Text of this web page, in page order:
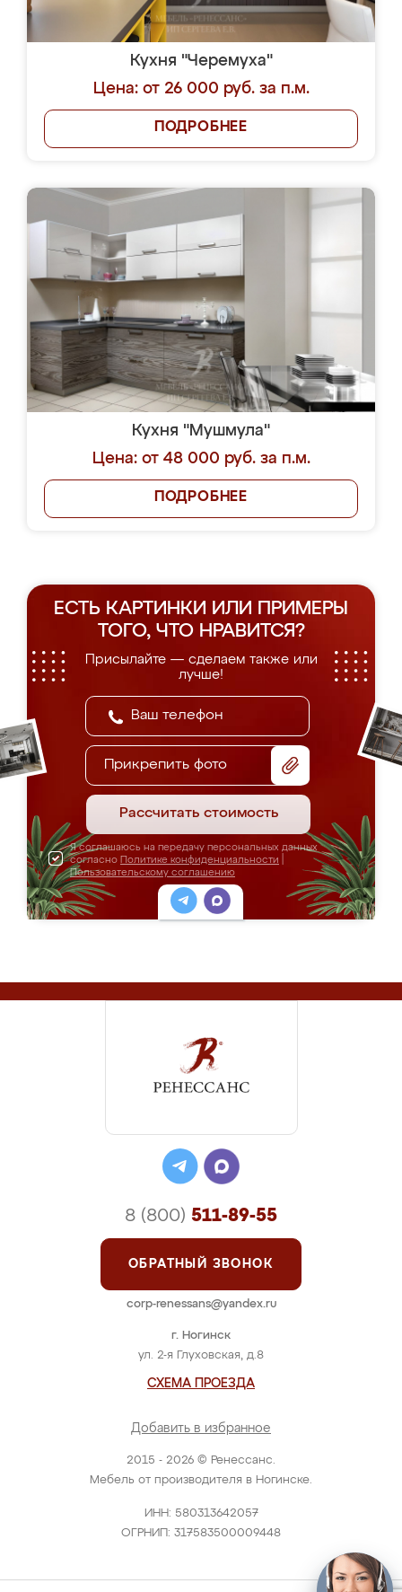
Кухня "Черемуха"
Цена: от 26 000 руб. за п.м.
ПОДРОБНЕЕ
Кухня "Мушмула"
Цена: от 48 000 руб. за п.м.
ПОДРОБНЕЕ
ЕСТЬ КАРТИНКИ ИЛИ ПРИМЕРЫ
ТОГО, ЧТО НРАВИТСЯ?
Присылайте — сделаем также или
лучше!
Прикрепить фото
Рассчитать стоимость
Я соглашаюсь на передачу персональных данных
согласно Политике конфиденциальности
Пользовательскому соглашению
2015 - 2026 © Ренессанс.
Мебель от производителя в Ногинске.
ИНН: 580313642057
ОГРНИП: 317583500009448
г. Ногинск
ул. 2-я Глуховская, д.8
СХЕМА ПРОЕЗДА
Добавить в избранное
8 (800) 511-89-55
ОБРАТНЫЙ ЗВОНОК
corp-renessans@yandex.ru